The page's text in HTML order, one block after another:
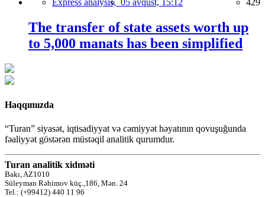
Express analysis, 05 avqust, 15:12 429
The transfer of state assets worth up
to 5,000 manats has been simplified
Haqqımızda
“Turan” siyasət, iqtisadiyyat və cəmiyyət həyatının qovuşuğunda
fəaliyyət göstərən müstəqil analitik qurumdur.
Turan analitik xidməti
Bakı, AZ1010
Süleyman Rəhimov küç.,186, Mən. 24
Tel.: (+99412) 440 11 96